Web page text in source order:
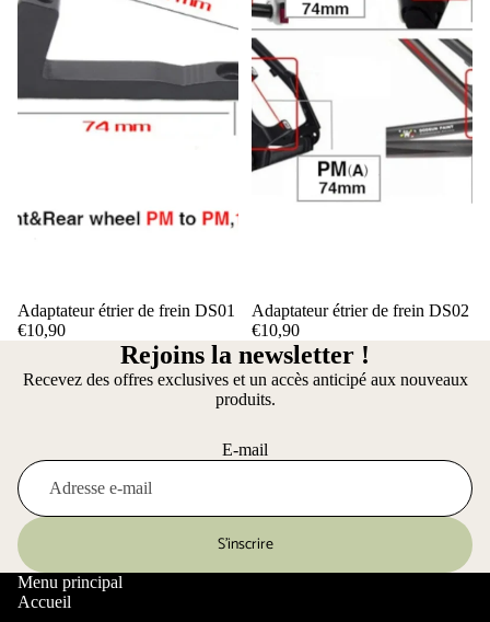
Adaptateur étrier de frein DS01
€10,90
Adaptateur étrier de frein DS02
€10,90
Rejoins la newsletter !
Recevez des offres exclusives et un accès anticipé aux nouveaux
produits.
E-mail
S’inscrire
Menu principal
Accueil